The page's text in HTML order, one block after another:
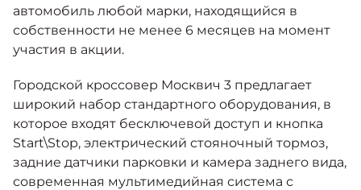
Москвич 8
Практичный семиместный
от 3 125 000 ₽*
Страховые программы
автомобиль любой марки, находящийся в
собственности не менее 6 месяцев на момент
участия в акции.
Городской кроссовер Москвич 3 предлагает
широкий набор стандартного оборудования, в
которое входят бесключевой доступ и кнопка
Start\Stop, электрический стояночный тормоз,
задние датчики парковки и камера заднего вида,
современная мультимедийная система с